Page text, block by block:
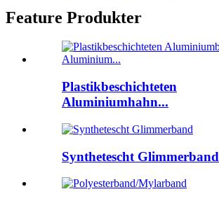
Feature Produkter
Plastikbeschichteten
Aluminiumhahn...
Synthetescht Glimmerband